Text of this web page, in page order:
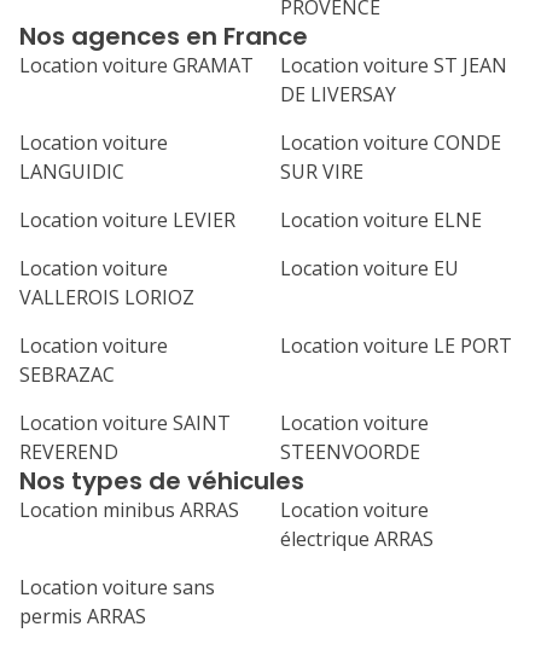
PROVENCE
Nos agences en France
Location voiture GRAMAT
Location voiture ST JEAN
DE LIVERSAY
Location voiture
LANGUIDIC
Location voiture CONDE
SUR VIRE
Location voiture LEVIER
Location voiture ELNE
Location voiture
VALLEROIS LORIOZ
Location voiture EU
Location voiture
SEBRAZAC
Location voiture LE PORT
Location voiture SAINT
REVEREND
Location voiture
STEENVOORDE
Nos types de véhicules
Location minibus ARRAS
Location voiture
électrique ARRAS
Location voiture sans
permis ARRAS